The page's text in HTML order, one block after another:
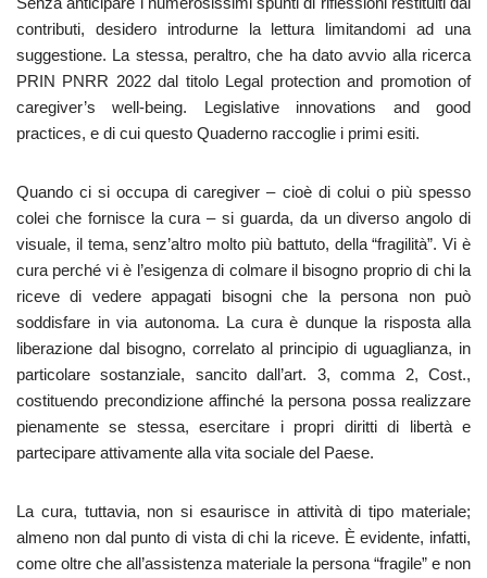
contributi, desidero introdurne la lettura limitandomi ad una
suggestione. La stessa, peraltro, che ha dato avvio alla ricerca
PRIN PNRR 2022 dal titolo Legal protection and promotion of
caregiver’s well-being. Legislative innovations and good
practices, e di cui questo Quaderno raccoglie i primi esiti.
Quando ci si occupa di caregiver – cioè di colui o più spesso
colei che fornisce la cura – si guarda, da un diverso angolo di
visuale, il tema, senz’altro molto più battuto, della “fragilità”. Vi è
cura perché vi è l’esigenza di colmare il bisogno proprio di chi la
riceve di vedere appagati bisogni che la persona non può
soddisfare in via autonoma. La cura è dunque la risposta alla
liberazione dal bisogno, correlato al principio di uguaglianza, in
particolare sostanziale, sancito dall’art. 3, comma 2, Cost.,
costituendo precondizione affinché la persona possa realizzare
pienamente se stessa, esercitare i propri diritti di libertà e
partecipare attivamente alla vita sociale del Paese.
La cura, tuttavia, non si esaurisce in attività di tipo materiale;
almeno non dal punto di vista di chi la riceve. È evidente, infatti,
come oltre che all’assistenza materiale la persona “fragile” e non